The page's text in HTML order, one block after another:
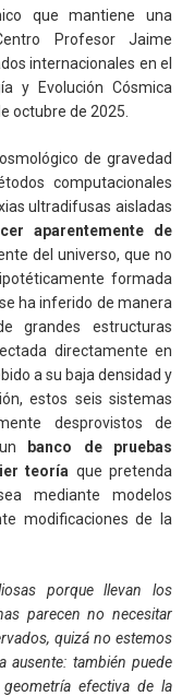
que mantiene una
Profesor Jaime
internacionales en el
y Evolución Cósmica
octubre de 2025.
de gravedad
computacionales
ultradifusas aisladas
aparentemente de
del universo, que no
formada
ha inferido de manera
grandes estructuras
directamente en
a su baja densidad y
estos seis sistemas
desprovistos de
banco de pruebas
teoría que pretenda
mediante modelos
modificaciones de la
porque llevan los
parecen no necesitar
quizá no estemos
ausente: también puede
efectiva de la